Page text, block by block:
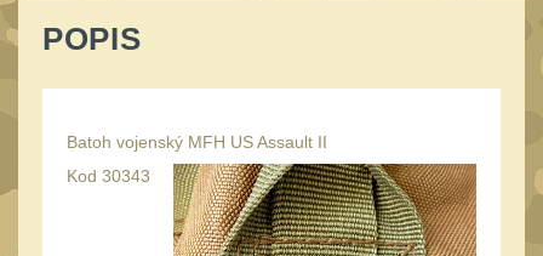
Ostatní 44
Adaptéry a risery
Boční montáže11
Montáže pro optiku179
POPIS
Batoh vojenský MFH US Assault II
Kod 30343